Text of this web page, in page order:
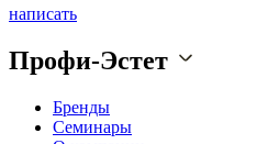
написать
Профи-Эстет
Бренды
Семинары